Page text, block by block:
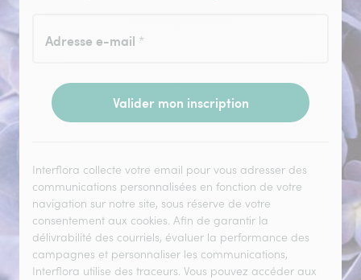
Adresse e-mail *
Valider mon inscription
Interflora collecte votre email pour vous adresser des
communications personnalisées en fonction de votre
navigation sur notre site, sous réserve de votre
consentement aux cookies. Afin de garantir la
délivrabilité des courriels, évaluer la performance des
campagnes et personnaliser les communications,
Interflora utilise des traceurs. Vous pouvez accéder aux